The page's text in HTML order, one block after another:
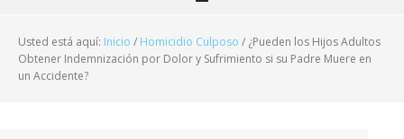
Usted está aquí: Inicio / Homicidio Culposo / ¿Pueden los Hijos Adultos
Obtener Indemnización por Dolor y Sufrimiento si su Padre Muere en
un Accidente?